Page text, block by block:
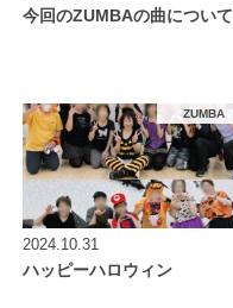
今回のZUMBAの曲について
ZUMBA
2024.10.31
ハッピーハロウィン